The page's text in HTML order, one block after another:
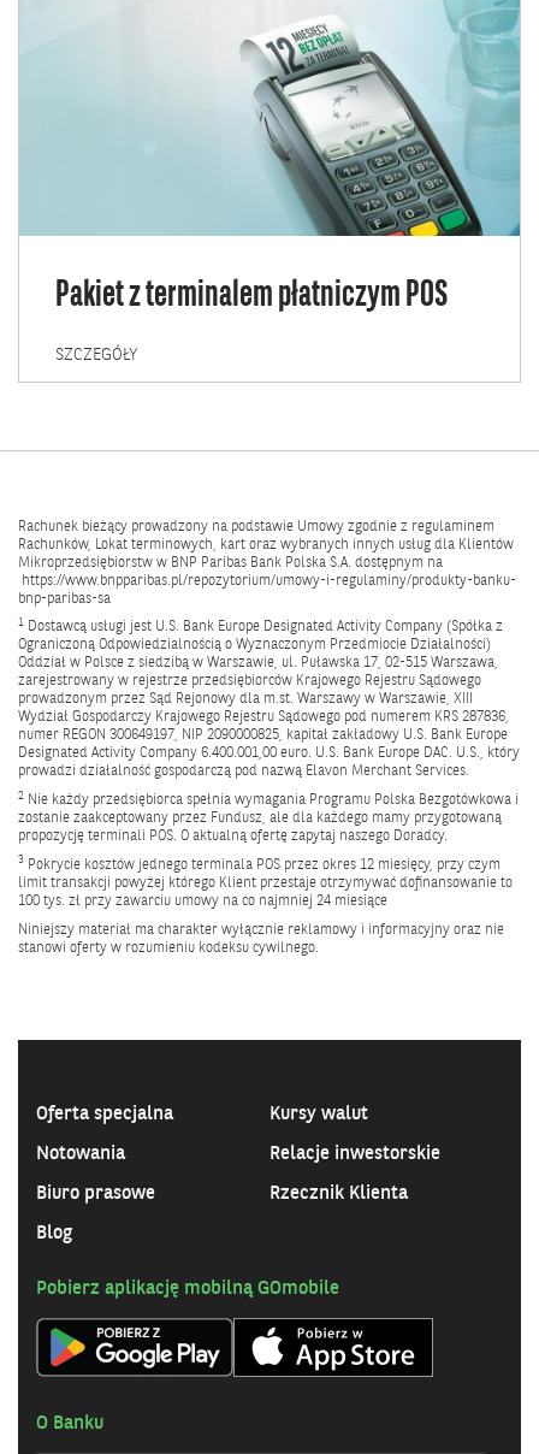
Pakiet z terminalem płatniczym POS
SZCZEGÓŁYPAKIET
Rachunek bieżący prowadzony na podstawie Umowy zgodnie z regulaminem
Rachunków, Lokat terminowych, kart oraz wybranych innych usług dla Klientów
Mikroprzedsiębiorstw w BNP Paribas Bank Polska S.A. dostępnym na
https://www.bnpparibas.pl/repozytorium/umowy-i-regulaminy/produkty-banku-
bnp-paribas-sa
1 Dostawcą usługi jest U.S. Bank Europe Designated Activity Company (Spółka z
Ograniczoną Odpowiedzialnością o Wyznaczonym Przedmiocie Działalności)
Oddział w Polsce z siedzibą w Warszawie, ul. Puławska 17, 02-515 Warszawa,
zarejestrowany w rejestrze przedsiębiorców Krajowego Rejestru Sądowego
prowadzonym przez Sąd Rejonowy dla m.st. Warszawy w Warszawie, XIII
Wydział Gospodarczy Krajowego Rejestru Sądowego pod numerem KRS 287836,
numer REGON 300649197, NIP 2090000825, kapitał zakładowy U.S. Bank Europe
Designated Activity Company 6.400.001,00 euro. U.S. Bank Europe DAC. U.S., który
prowadzi działalność gospodarczą pod nazwą Elavon Merchant Services.
2
Nie każdy przedsiębiorca spełnia wymagania Programu Polska Bezgotówkowa i
zostanie zaakceptowany przez Fundusz, ale dla każdego mamy przygotowaną
propozycję terminali POS. O aktualną ofertę zapytaj naszego Doradcy.
3 Pokrycie kosztów jednego terminala POS przez okres 12 miesięcy, przy czym
limit transakcji powyżej którego Klient przestaje otrzymywać dofinansowanie to
100 tys. zł przy zawarciu umowy na co najmniej 24 miesiące
Niniejszy materiał ma charakter wyłącznie reklamowy i informacyjny oraz nie
stanowi oferty w rozumieniu kodeksu cywilnego.
Oferta specjalna Kursy walut
Notowania Relacje inwestorskie
Biuro prasowe Rzecznik Klienta
Blog
Pobierz aplikację mobilną GOmobile
O Banku